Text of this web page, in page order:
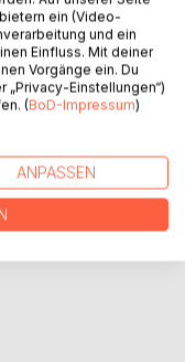
Gedichte und
ein (Video-
und ein
Einfluss. Mit deiner
Vorgänge ein. Du
„Privacy-Einstellungen“)
(BoD-Impressum)
ANPASSEN